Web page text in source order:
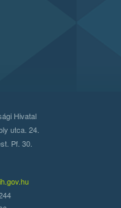
Hivatal
utca. 24.
Pf. 30.